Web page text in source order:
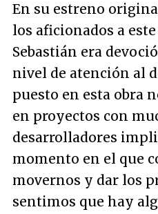
En su estreno
los aficionados a
Sebastián era
nivel de atención al
puesto en esta obra
en proyectos con
desarrolladores
momento en el que
movernos y dar los
sentimos que hay